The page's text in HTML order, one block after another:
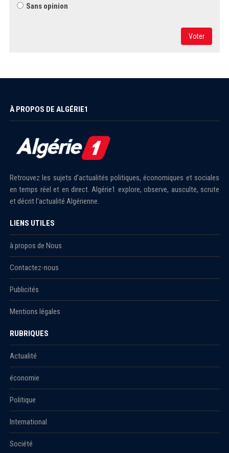
Sans opinion
Voter
À PROPOS DE ALGÉRIE1
Retrouvez les sujets d'actualités politiques, économiques et sociales
en temps réel et en direct. Algérie1 explore, observe, ausculte, scrute
et décrit l'actualité Algérienne.
LIENS UTILES
à propos de Nous
Contactez-nous
Publicités
Mentions légales
RUBRIQUES
Actualité
économie
Politique
International
Société